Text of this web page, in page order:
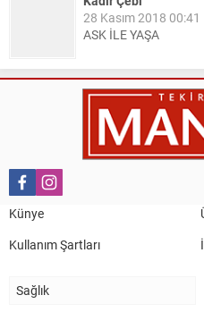
28 Kasım 2018 00:41
ASK İLE YAŞA
Nail Kazanç
10 Mart 2023 21:36
HAYDİ TEKİRDAĞ
TEKİRDAĞ İL
Künye
Kullanım Şartları
Sağlık